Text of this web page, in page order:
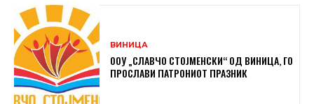
ВИНИЦА
ООУ „СЛАВЧО СТОЈМЕНСКИ“ ОД ВИНИЦА, ГО
ПРОСЛАВИ ПАТРОНИОТ ПРАЗНИК